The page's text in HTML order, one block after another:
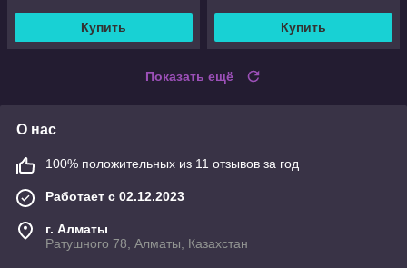
Купить Купить
Показать ещё
О нас
100% положительных из 11 отзывов за год
Работает с 02.12.2023
г. Алматы
Ратушного 78, Алматы, Казахстан